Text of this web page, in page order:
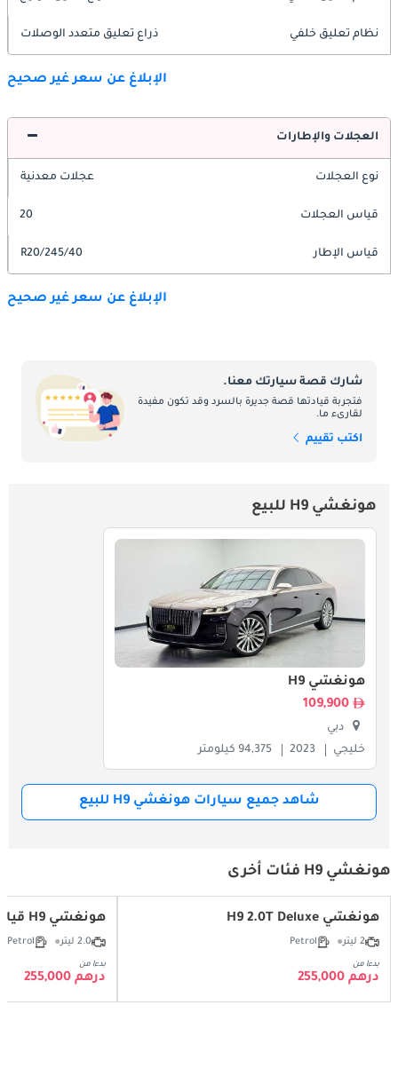
نظام تعليق خلفي ذراع تعليق متعدد الوصلات
الإبلاغ عن سعر غير صحيح
العجلات والإطارات
نوع العجلات عجلات معدنية
قياس العجلات 20
قياس الإطار 245/40/R20
الإبلاغ عن سعر غير صحيح
شارك قصة سيارتك معنا.
فتجربة قيادتها قصة جديرة بالسرد وقد تكون مفيدة
لقارىء ما.
اكتب تقييم
هونغشي H9 للبيع
هونغشي H9
109,900
دبي
خليجي
2023 94,375 كيلومتر
شاهد جميع سيارات هونغشي H9 للبيع
هونغشي H9 فئات أخرى
هونغشي H9 2.0T Deluxe
2 ليتر Petrol
بدءا من
درهم 255,000
هونغشي H9 قياسي 2.0T
2.0 ليتر Petrol
بدءا من
درهم 255,000